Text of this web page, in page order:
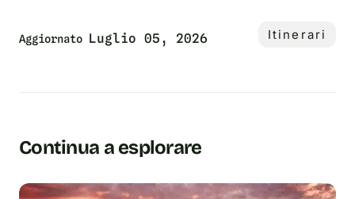
Aggiornato Luglio 05, 2026 Itinerari
Continua a esplorare